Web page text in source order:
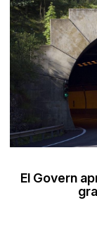
El Govern